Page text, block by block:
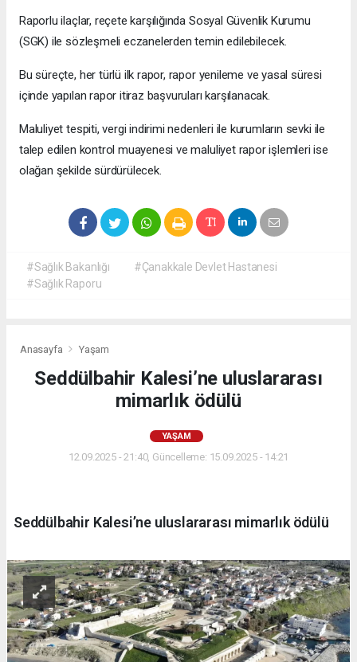
Raporlu ilaçlar, reçete karşılığında Sosyal Güvenlik Kurumu
(SGK) ile sözleşmeli eczanelerden temin edilebilecek.
Bu süreçte, her türlü ilk rapor, rapor yenileme ve yasal süresi
içinde yapılan rapor itiraz başvuruları karşılanacak.
Maluliyet tespiti, vergi indirimi nedenleri ile kurumların sevki ile
talep edilen kontrol muayenesi ve maluliyet rapor işlemleri ise
olağan şekilde sürdürülecek.
#Sağlık Bakanlığı
#Çanakkale Devlet Hastanesi
#Sağlık Raporu
Anasayfa Yaşam
Seddülbahir Kalesi’ne uluslararası
mimarlık ödülü
YAŞAM
12.09.2025 - 21:40, Güncelleme: 15.09.2025 - 14:21
Seddülbahir Kalesi’ne uluslararası mimarlık ödülü